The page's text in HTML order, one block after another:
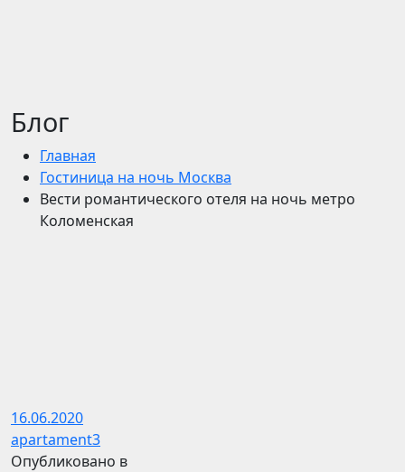
Блог
Главная
Гостиница на ночь Москва
Вести романтического отеля на ночь метро
Коломенская
16.06.2020
apartament3
Опубликовано в